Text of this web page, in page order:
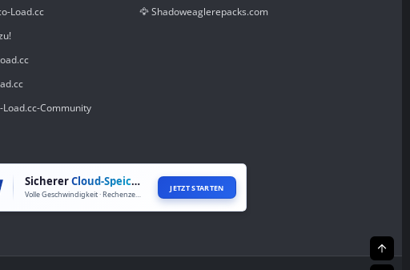
Load.cc
Community
🦅 Shadoweaglerepacks.com
SichererCloud-Speicher
Volle Geschwindigkeit · Rechenzentren weltweit
JETZT STARTEN